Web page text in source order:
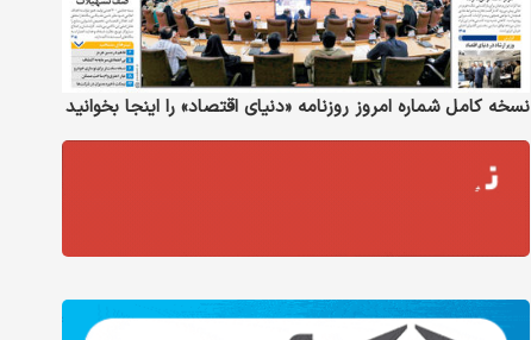
نسخه کامل شماره امروز روزنامه «دنیای‌ اقتصاد» را اینجا بخوانید